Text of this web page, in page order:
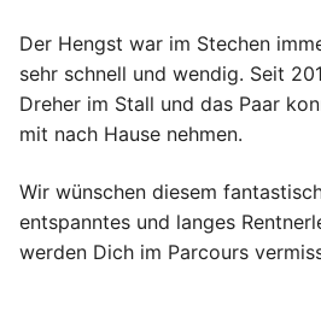
Der Hengst war im Stechen
sehr schnell und wendig. Seit
Dreher im Stall und das Paar
mit nach Hause nehmen.
Wir wünschen diesem
entspanntes und langes
werden Dich im Parcours